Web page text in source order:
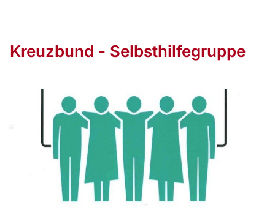
Kreuzbund - Selbsthilfegruppe